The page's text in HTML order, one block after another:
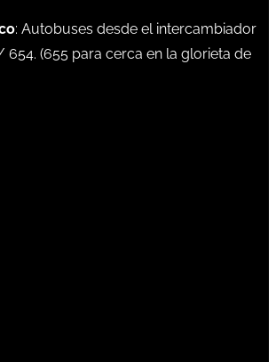
: Autobuses desde el intercambiador
654. (655 para cerca en la glorieta de